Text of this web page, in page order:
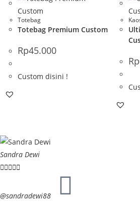
Totebag
Totebag Premium Custom
Rp45.000
Custom disini !
Rp
Sandra Dewi

@sandradewi88